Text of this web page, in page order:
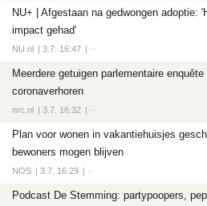
NU+ | Afgestaan na gedwongen adoptie:
impact gehad'
NU.nl 3.7. 16:47 ··
Meerdere getuigen parlementaire enquête
coronaverhoren
nrc.nl 3.7. 16:32 ··
Plan voor wonen in vakantiehuisjes
bewoners mogen blijven
NOS 3.7. 16:29 ··
Podcast De Stemming: partypoopers,